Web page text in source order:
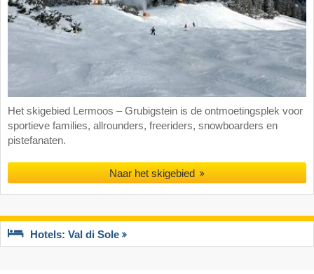
Het skigebied Lermoos – Grubigstein is de ontmoetingsplek voor
sportieve families, allrounders, freeriders, snowboarders en
pistefanaten.
Naar het skigebied
Hotels: Val di Sole